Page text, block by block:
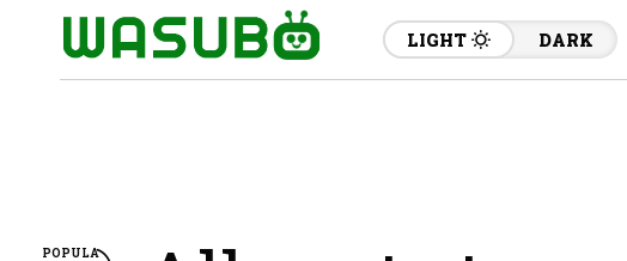
LIGHT DARK
POPULA